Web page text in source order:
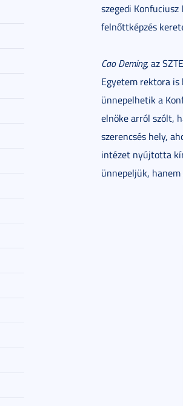
szegedi
felnőttképzés
Cao Deming,az
Egyetem rektora
ünnepelhetik a
elnöke arról szólt,
szerencsés hely,
intézet nyújtotta
ünnepeljük,